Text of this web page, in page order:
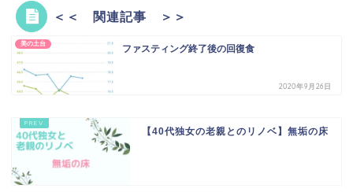
＜＜ 関連記事 ＞＞
美の土台 ファスティング終了後の回復食
2020年9月26日
【40代独女の老親とのリノベ】無垢の床